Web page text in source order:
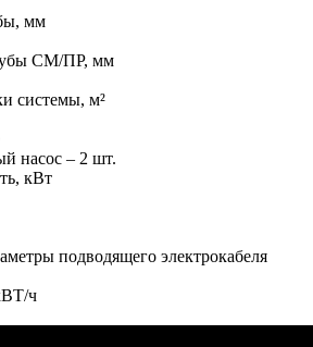
мм
СМ/ПР, мм
системы, м²
насос – 2 шт.
кВт
подводящего электрокабеля
ч